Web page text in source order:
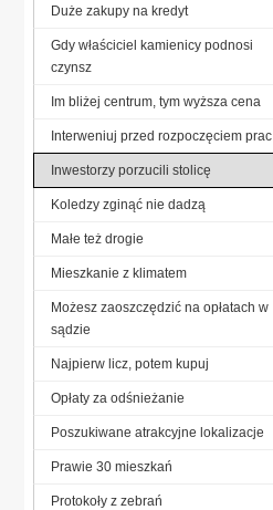
Duże zakupy na kredyt
Gdy właściciel kamienicy podnosi
czynsz
Im bliżej centrum, tym wyższa cena
Interweniuj przed rozpoczęciem prac
Inwestorzy porzucili stolicę
Koledzy zginąć nie dadzą
Małe też drogie
Mieszkanie z klimatem
Możesz zaoszczędzić na opłatach w
sądzie
Najpierw licz, potem kupuj
Opłaty za odśnieżanie
Poszukiwane atrakcyjne lokalizacje
Prawie 30 mieszkań
Protokoły z zebrań